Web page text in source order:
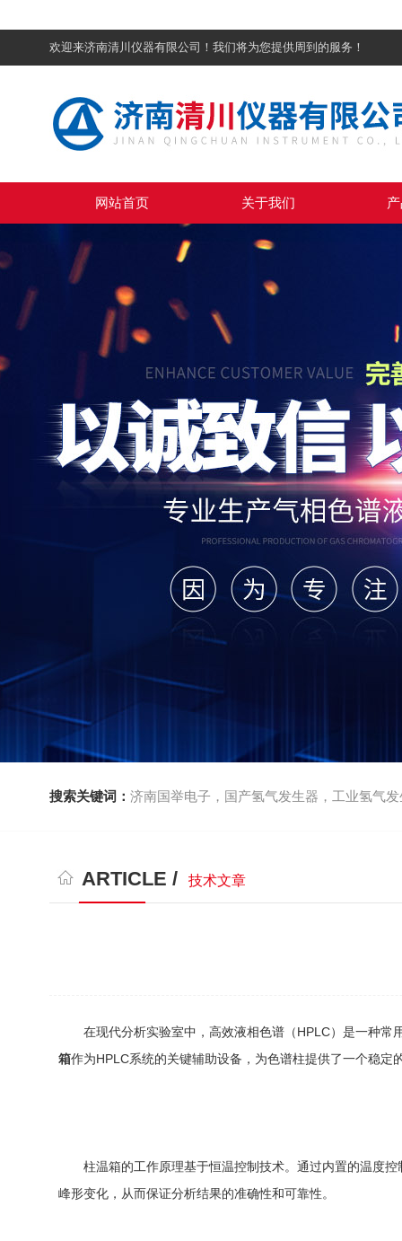
欢迎来济南清川仪器有限公司！我们将为您提供周到的服务！
网站首页 关于我们
搜索关键词： 济南国举电子，国产氢气发生器，工业氢气
ARTICLE / 技术文章
在现代分析实验室中，高效液相色谱（HPLC）是一种常
箱作为HPLC系统的关键辅助设备，为色谱柱提供了一个稳定
柱温箱的工作原理基于恒温控制技术。通过内置的温度控
峰形变化，从而保证分析结果的准确性和可靠性。